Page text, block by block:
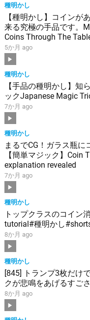
種明かし
【種明かし】コインが
来る究極の手品です。
Coins Through The
5か月 ago
種明かし
【手品の種明かし】知
ックJapanese Magic
7か月 ago
種明かし
まるでCG！ガラス瓶に
【簡単マジック】Coin
explanation revealed
7か月 ago
種明かし
トップクラスのコイン
tutorial#種明かし
8か月 ago
種明かし
[845] トランプ3枚だけ
クが悲鳴をあげるすご
8か月 ago